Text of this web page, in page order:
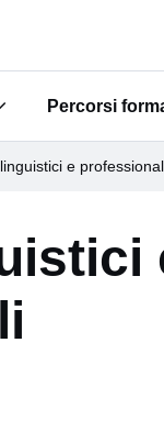
sua scuola"
Percorsi
Submenu for
e